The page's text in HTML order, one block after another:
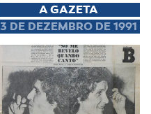
A GAZETA
3 DE DEZEMBRO DE 1991